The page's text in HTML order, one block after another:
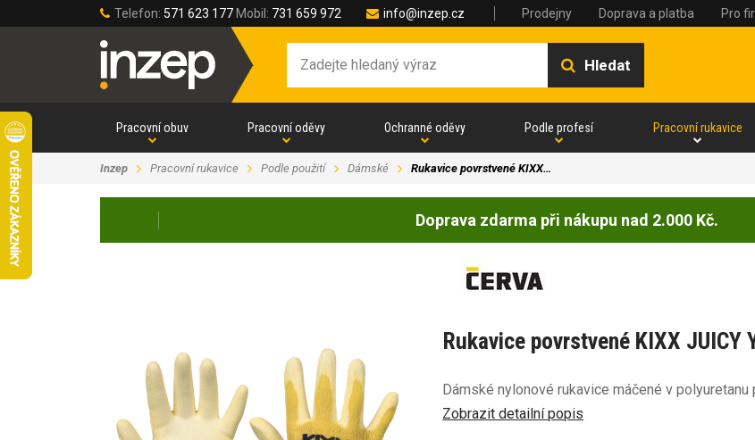
Telefon: 571 623 177 Mobil: 731 659 972 info@inzep.cz Prodejny Doprava a platba Pro
Hledat
Pracovní obuv Pracovní oděvy Ochranné oděvy Podle profesí Pracovní rukavice
Inzep Pracovní rukavice Podle použití Dámské Rukavice povrstvené KIXX…
Doprava zdarma při nákupu nad 2.000 Kč.
Rukavice povrstvené KIXX JUICY
Dámské nylonové rukavice máčené v
Zobrazit detailní popis